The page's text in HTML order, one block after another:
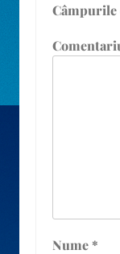
Câmpurile
Nume *